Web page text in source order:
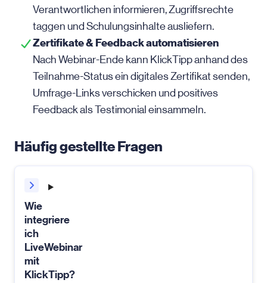
Verantwortlichen informieren, Zugriffsrechte
taggen und Schulungsinhalte ausliefern.
Zertifikate & Feedback automatisieren
Nach Webinar-Ende kann KlickTipp anhand des
Teilnahme-Status ein digitales Zertifikat senden,
Umfrage-Links verschicken und positives
Feedback als Testimonial einsammeln.
Häufig gestellte Fragen
Wie
integriere
ich
LiveWebinar
mit
KlickTipp?